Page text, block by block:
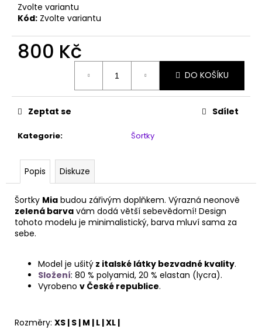
Zvolte variantu
Kód: Zvolte variantu
800 Kč
DO KOŠÍKU
Kategorie: Šortky
Zeptat se Sdílet
Popis Diskuze
Šortky Mia budou zářivým doplňkem. Výrazná neonově
zelená barva vám dodá větší sebevědomí! Design
tohoto modelu je minimalistický, barva mluví sama za
sebe.
Model je ušitý z italské látky bezvadné kvality.
Složení: 80 % polyamid, 20 % elastan (lycra).
Vyrobeno v České republice.
Rozměry: XS | S | M | L | XL |
o
u
m
e
NA
POLE
DANCE
-
KOSTÝM
TRINITY
3
200